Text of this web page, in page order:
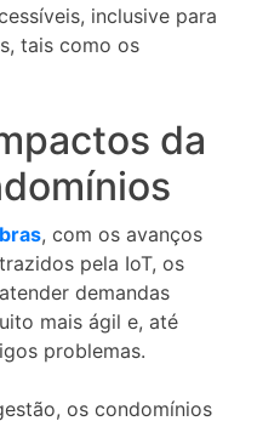
inclusive para
tais como os
da
, com os avanços
pela IoT, os
demandas
mais ágil e, até
problemas.
os condomínios